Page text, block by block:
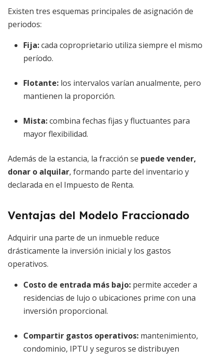
Existen tres esquemas principales de asignación de
periodos:
Fija:cada coproprietario utiliza siempre el mismo
período.
Flotante: los intervalos varían anualmente, pero
mantienen la proporción.
Mista:combina fechas fijas y fluctuantes para
mayor flexibilidad.
Además de la estancia, la fracción se puede vender,
donar o alquilar, formando parte del inventario y
declarada en el Impuesto de Renta.
Ventajas del Modelo Fraccionado
Adquirir una parte de un inmueble reduce
drásticamente la inversión inicial y los gastos
operativos.
Costo de entrada más bajo: permite acceder a
residencias de lujo o ubicaciones prime con una
inversión proporcional.
Compartir gastos operativos: mantenimiento,
condominio, IPTU y seguros se distribuyen